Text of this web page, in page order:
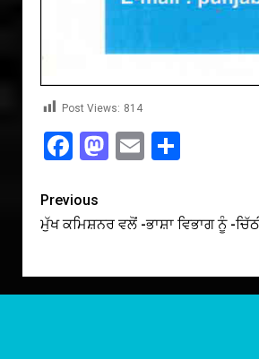
Post Views: 814
Facebook
Mastodon
Email
Previous
ਮੁੱਖ ਕਮਿਸ਼ਨਰ ਵਲੋਂ -ਭਾਸ਼ਾ ਵਿਭਾਗ ਨੂੰ -